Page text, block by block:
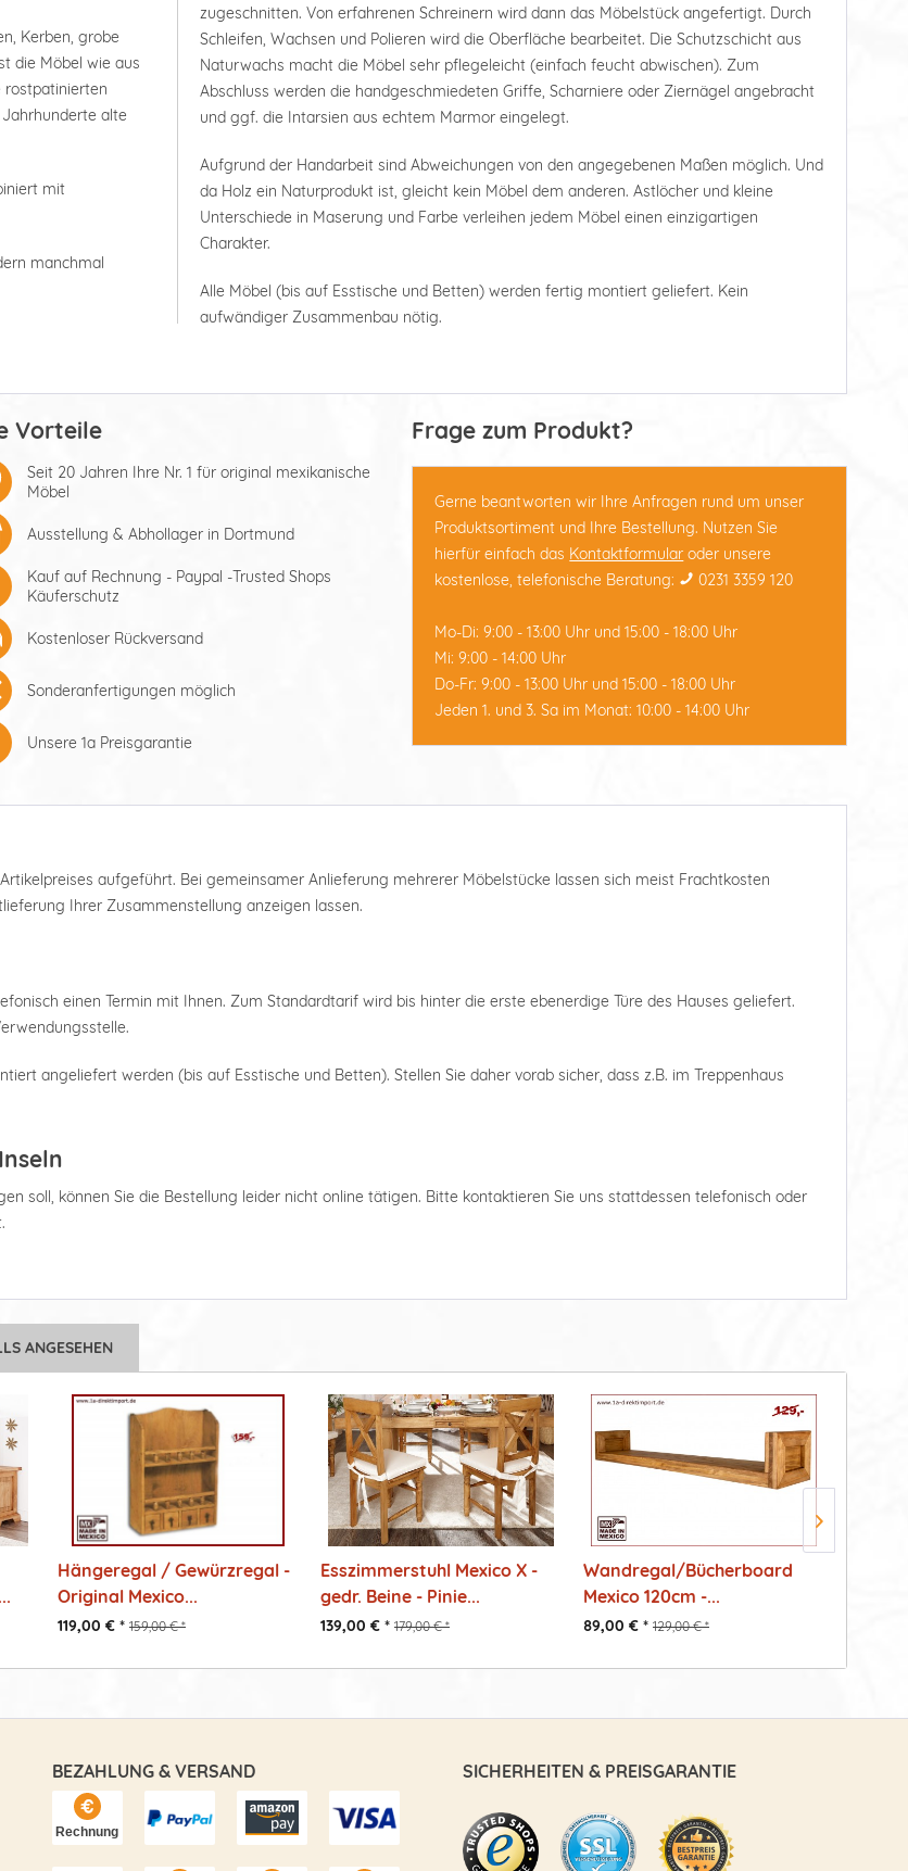
Kerben, grobe
die Möbel wie aus
rostpatinierten
alte
mit
manchmal
zugeschnitten. Von erfahrenen Schreinern wird dann das Möbelstück angefertigt. Durch
Schleifen, Wachsen und Polieren wird die Oberfläche bearbeitet. Die Schutzschicht aus
Naturwachs macht die Möbel sehr pflegeleicht (einfach feucht abwischen). Zum
Abschluss werden die handgeschmiedeten Griffe, Scharniere oder Ziernägel angebracht
und ggf. die Intarsien aus echtem Marmor eingelegt.
Aufgrund der Handarbeit sind Abweichungen von den angegebenen Maßen möglich. Und
da Holz ein Naturprodukt ist, gleicht kein Möbel dem anderen. Astlöcher und kleine
Unterschiede in Maserung und Farbe verleihen jedem Möbel einen einzigartigen
Charakter.
Alle Möbel (bis auf Esstische und Betten) werden fertig montiert geliefert. Kein
aufwändiger Zusammenbau nötig.
Vorteile
Seit 20 Jahren Ihre Nr. 1 für original mexikanische
Möbel
Ausstellung & Abhollager in Dortmund
Kauf auf Rechnung - Paypal -Trusted Shops
Käuferschutz
Kostenloser Rückversand
Sonderanfertigungen möglich
Unsere 1a Preisgarantie
Frage zum Produkt?
Gerne beantworten wir Ihre Anfragen rund um unser
Produktsortiment und Ihre Bestellung. Nutzen Sie
hierfür einfach das Kontaktformular oder unsere
kostenlose, telefonische Beratung:
0231 3359 120
Mo-Di: 9:00 - 13:00 Uhr und 15:00 - 18:00 Uhr
Mi: 9:00 - 14:00 Uhr
Do-Fr: 9:00 - 13:00 Uhr und 15:00 - 18:00 Uhr
Jeden 1. und 3. Sa im Monat: 10:00 - 14:00 Uhr
aufgeführt. Bei gemeinsamer Anlieferung mehrerer Möbelstücke lassen sich meist Frachtkosten
Ihrer Zusammenstellung anzeigen lassen.
einen Termin mit Ihnen. Zum Standardtarif wird bis hinter die erste ebenerdige Türe des Hauses geliefert.
angeliefert werden (bis auf Esstische und Betten). Stellen Sie daher vorab sicher, dass z.B. im Treppenhaus
soll, können Sie die Bestellung leider nicht online tätigen. Bitte kontaktieren Sie uns stattdessen telefonisch oder
ANGESEHEN
Hängeregal / Gewürzregal -
Original Mexico...
119,00 € * 159,00 € *
Esszimmerstuhl Mexico X -
gedr. Beine - Pinie...
139,00 € * 179,00 € *
Wandregal/Bücherboard
Mexico 120cm -...
89,00 € * 129,00 € *
BEZAHLUNG & VERSAND SICHERHEITEN & PREISGARANTIE